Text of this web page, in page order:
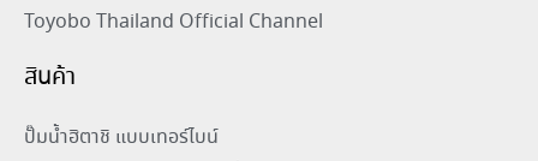
Toyobo Thailand Official Channel
สินค้า
ปั๊มน้ำฮิตาชิ แบบเทอร์ไบน์